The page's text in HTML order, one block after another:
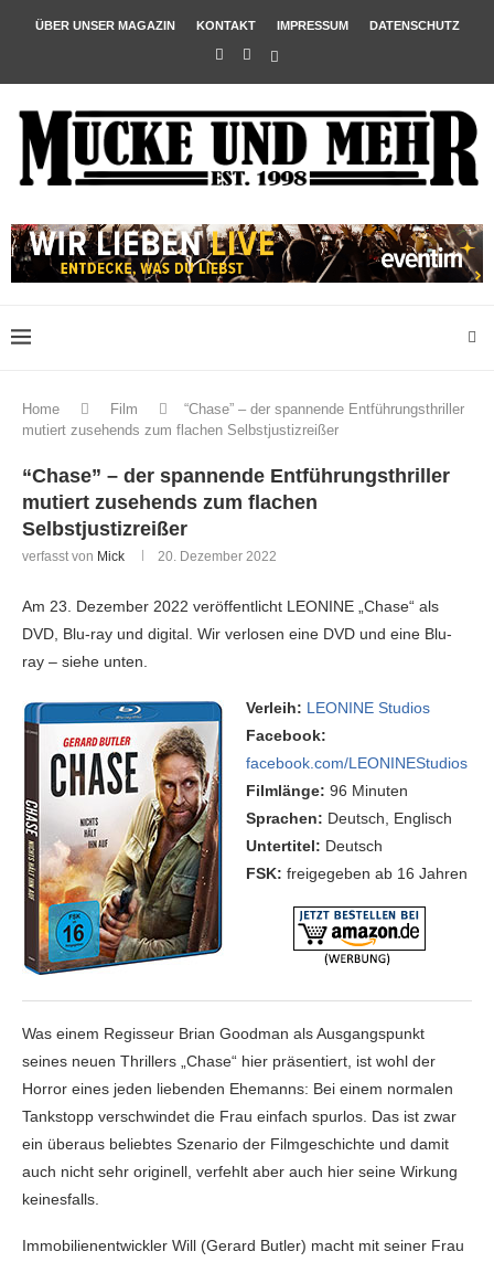
ÜBER UNSER MAGAZIN KONTAKT IMPRESSUM DATENSCHUTZ
Home Film
“Chase” – der spannende Entführungsthriller
mutiert zusehends zum flachen Selbstjustizreißer
“Chase” – der spannende Entführungsthriller
mutiert zusehends zum flachen
Selbstjustizreißer
verfasst von Mick 20. Dezember 2022
Am 23. Dezember 2022 veröffentlicht LEONINE „Chase“ als
DVD, Blu-ray und digital. Wir verlosen eine DVD und eine Blu-
ray – siehe unten.
Verleih: LEONINE Studios
Facebook:
facebook.com/LEONINEStudios
Filmlänge: 96 Minuten
Sprachen: Deutsch, Englisch
Untertitel: Deutsch
FSK: freigegeben ab 16 Jahren
Was einem Regisseur Brian Goodman als Ausgangspunkt
seines neuen Thrillers „Chase“ hier präsentiert, ist wohl der
Horror eines jeden liebenden Ehemanns: Bei einem normalen
Tankstopp verschwindet die Frau einfach spurlos. Das ist zwar
ein überaus beliebtes Szenario der Filmgeschichte und damit
auch nicht sehr originell, verfehlt aber auch hier seine Wirkung
keinesfalls.
Immobilienentwickler Will (Gerard Butler) macht mit seiner Frau